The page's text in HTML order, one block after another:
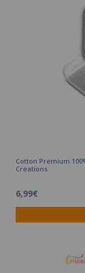
Cotton Premium
Creations
6,99€